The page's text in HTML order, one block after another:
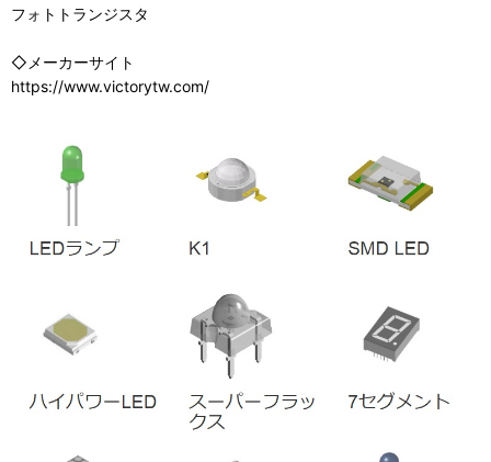
フォトトランジスタ
◇メーカーサイト
https://www.victorytw.com/